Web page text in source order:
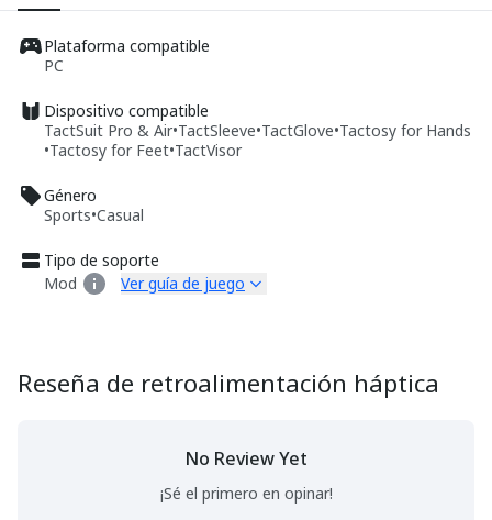
Plataforma compatible
PC
Dispositivo compatible
TactSuit Pro & Air•TactSleeve•TactGlove•Tactosy for Hands
•Tactosy for Feet•TactVisor
Género
Sports•Casual
Tipo de soporte
Mod
Ver guía de juego
Reseña de retroalimentación háptica
No Review Yet
¡Sé el primero en opinar!